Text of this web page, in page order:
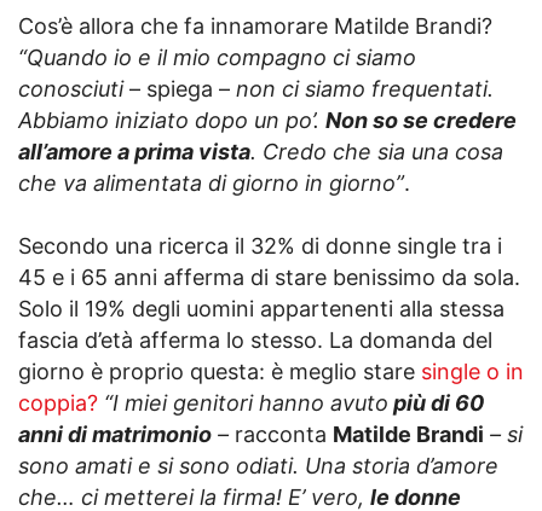
Cos’è allora che fa innamorare Matilde Brandi?
“Quando io e il mio compagno ci siamo
conosciuti– spiega – non ci siamo frequentati.
Abbiamo iniziato dopo un po’. Non so se credere
all’amore a prima vista. Credo che sia una cosa
che va alimentata di giorno in giorno”.
Secondo una ricerca il 32% di donne single tra i
45 e i 65 anni afferma di stare benissimo da sola.
Solo il 19% degli uomini appartenenti alla stessa
fascia d’età afferma lo stesso. La domanda del
giorno è proprio questa: è meglio stare single o in
coppia? “I miei genitori hanno avuto più di 60
anni di matrimonio – racconta Matilde Brandi – si
sono amati e si sono odiati. Una storia d’amore
che… ci metterei la firma! E’ vero, le donne